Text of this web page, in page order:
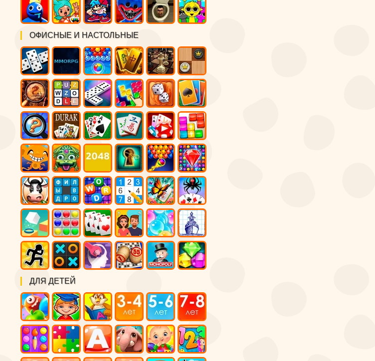
ОФИСНЫЕ И НАСТОЛЬНЫЕ
ДЛЯ ДЕТЕЙ